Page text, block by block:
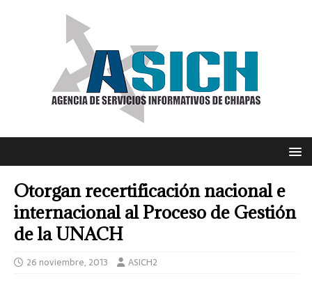
Otorgan recertificación nacional e
internacional al Proceso de Gestión
de la UNACH
26 noviembre, 2013 ASICH2